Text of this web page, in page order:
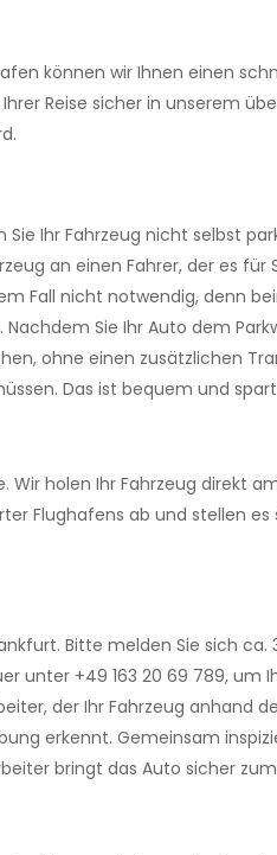
können wir Ihnen einen
Reise sicher in unserem
Sie Ihr Fahrzeug nicht selbst
an einen Fahrer, der es für
Fall nicht notwendig, denn
Sie Ihr Auto dem
ohne einen zusätzlichen
Das ist bequem und
holen Ihr Fahrzeug direkt
Flughafens ab und stellen
Bitte melden Sie sich ca.
unter +49 163 20 69 789, um
der Ihr Fahrzeug anhand
erkennt. Gemeinsam
bringt das Auto sicher